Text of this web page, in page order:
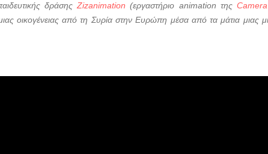
δράσηςZizanimation (εργαστήριο animation της
οικογένειας από τη Συρία στην Ευρώπη μέσα από τα μάτια